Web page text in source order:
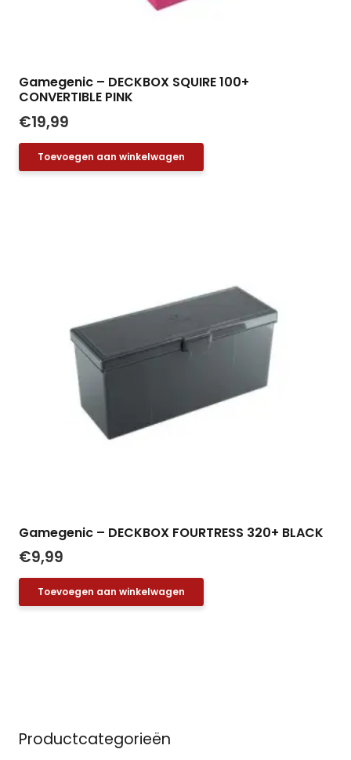
Gamegenic – DECKBOX SQUIRE 100+
CONVERTIBLE PINK
€19,99
Toevoegen aan winkelwagen
Gamegenic – DECKBOX FOURTRESS 320+ BLACK
€9,99
Toevoegen aan winkelwagen
Productcategorieën